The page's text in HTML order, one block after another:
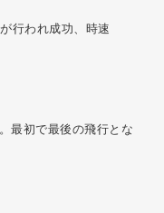
行われ成功、時速
最初で最後の飛行とな